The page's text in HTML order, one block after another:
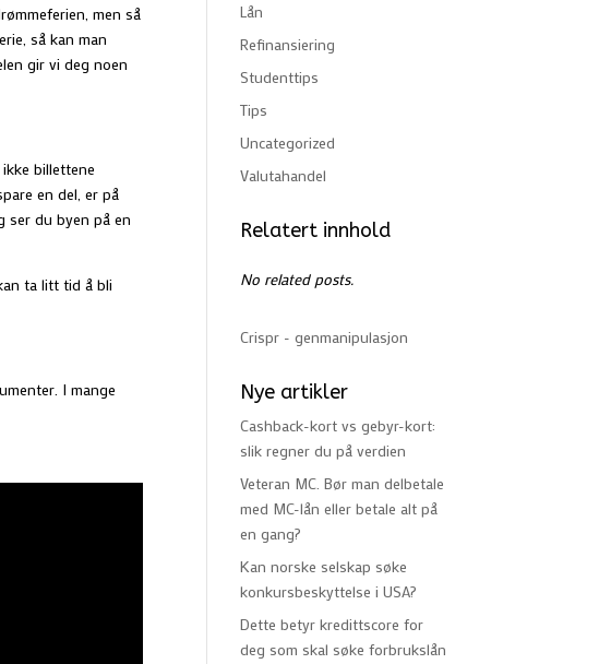
men så
så kan man
gir vi deg noen
billettene
en del, er på
ser du byen på en
ta litt tid å bli
I mange
Lån
Refinansiering
Studenttips
Tips
Uncategorized
Valutahandel
Relatert innhold
No related posts.
Crispr - genmanipulasjon
Nye artikler
Cashback-kort vs gebyr-kort:
slik regner du på verdien
Veteran MC. Bør man delbetale
med MC-lån eller betale alt på
en gang?
Kan norske selskap søke
konkursbeskyttelse i USA?
Dette betyr kredittscore for
deg som skal søke forbrukslån